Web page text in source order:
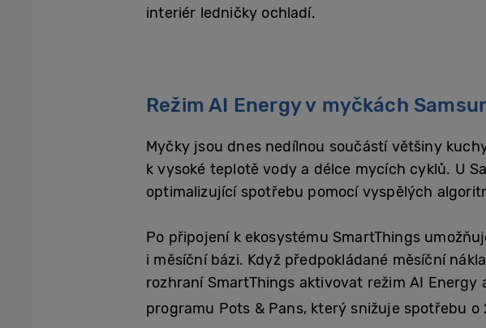
interiér ledničky ochladí.
Režim AI Energy v myčkách
Myčky jsou dnes nedílnou součástí většiny
k vysoké teplotě vody a délce mycích cyklů. U
optimalizující spotřebu pomocí vyspělých
Po připojení k ekosystému SmartThings
i měsíční bázi. Když předpokládané měsíční
rozhraní SmartThings aktivovat režim AI
programu Pots & Pans, který snižuje spotřebu o